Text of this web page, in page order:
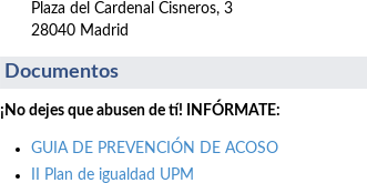
Plaza del Cardenal Cisneros, 3
28040 Madrid
Documentos
¡No dejes que abusen de tí! INFÓRMATE:
GUIA DE PREVENCIÓN DE ACOSO
II Plan de igualdad UPM